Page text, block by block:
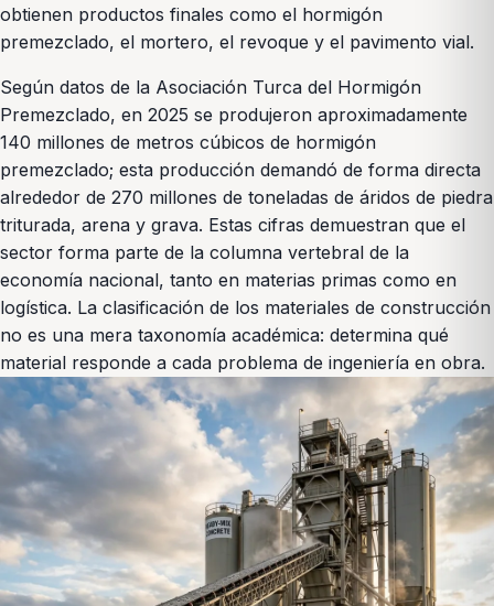
obtienen productos finales como el hormigón
premezclado, el mortero, el revoque y el pavimento vial.
Según datos de la Asociación Turca del Hormigón
Premezclado, en 2025 se produjeron aproximadamente
140 millones de metros cúbicos de hormigón
premezclado; esta producción demandó de forma directa
alrededor de 270 millones de toneladas de áridos de piedra
triturada, arena y grava. Estas cifras demuestran que el
sector forma parte de la columna vertebral de la
economía nacional, tanto en materias primas como en
logística. La clasificación de los materiales de construcción
no es una mera taxonomía académica: determina qué
material responde a cada problema de ingeniería en obra.